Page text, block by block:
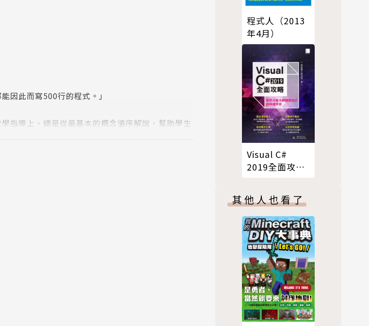
因此而寫500行的程式。」
指導上，總是從最基本的概念循序解說，幫助學生
課本》等系列暢銷叢書，幫助許多學生成功克服了
程式人（2013
年4月）
Visual C#
2019全面攻
的快速學習
其他人也看了